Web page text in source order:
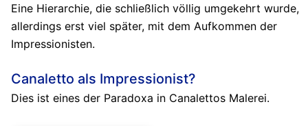
Eine Hierarchie, die schließlich völlig umgekehrt wurde,
allerdings erst viel später, mit dem Aufkommen der
Impressionisten.
Canaletto als Impressionist?
Dies ist eines der Paradoxa in Canalettos Malerei.